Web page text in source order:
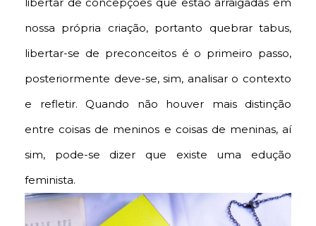
nossa própria criação, portanto quebrar tabus,
libertar-se de preconceitos é o primeiro passo,
posteriormente deve-se, sim, analisar o contexto
e refletir. Quando não houver mais distinção
entre coisas de meninos e coisas de meninas, aí
sim, pode-se dizer que existe uma edução
feminista.